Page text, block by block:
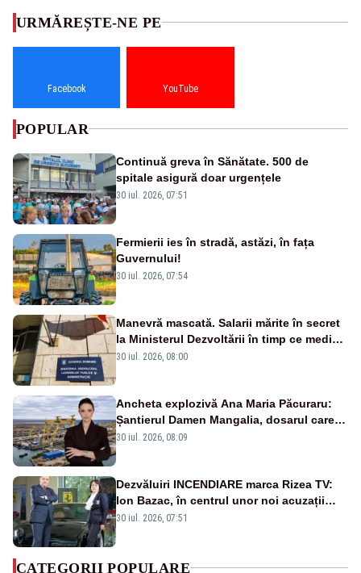
URMĂREȘTE-NE PE
Facebook YouTube
POPULAR
Continuă greva în Sănătate. 500 de
spitale asigură doar urgențele
30 iul. 2026, 07:51
Fermierii ies în stradă, astăzi, în fața
Guvernului!
30 iul. 2026, 07:54
Manevră mascată. Salarii mărite în secret
la Ministerul Dezvoltării în timp ce medicii
ies în stradă
30 iul. 2026, 08:00
Ancheta explozivă Ana Maria Păcuraru:
Șantierul Damen Mangalia, dosarul care
scufundă apărarea României
30 iul. 2026, 08:09
Dezvăluiri INCENDIARE marca Rizea TV:
Ion Bazac, în centrul unor noi acuzații
publice
30 iul. 2026, 07:51
CATEGORII POPULARE